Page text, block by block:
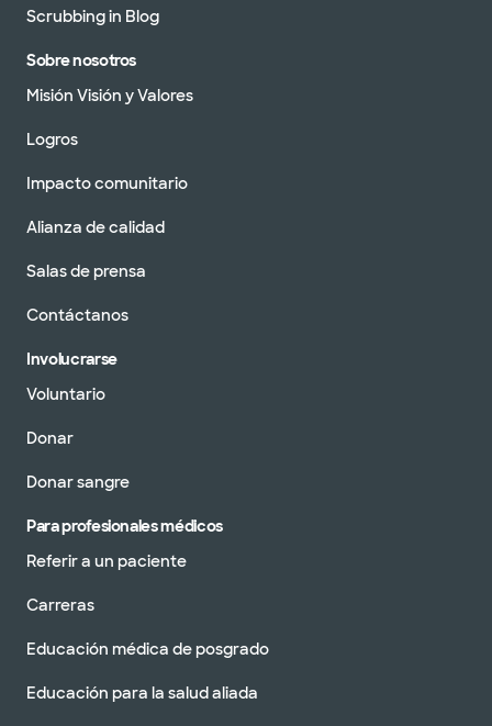
Scrubbing in Blog
Sobre nosotros
Misión Visión y Valores
Logros
Impacto comunitario
Alianza de calidad
Salas de prensa
Contáctanos
Involucrarse
Voluntario
Donar
Donar sangre
Para profesionales médicos
Referir a un paciente
Carreras
Educación médica de posgrado
Educación para la salud aliada